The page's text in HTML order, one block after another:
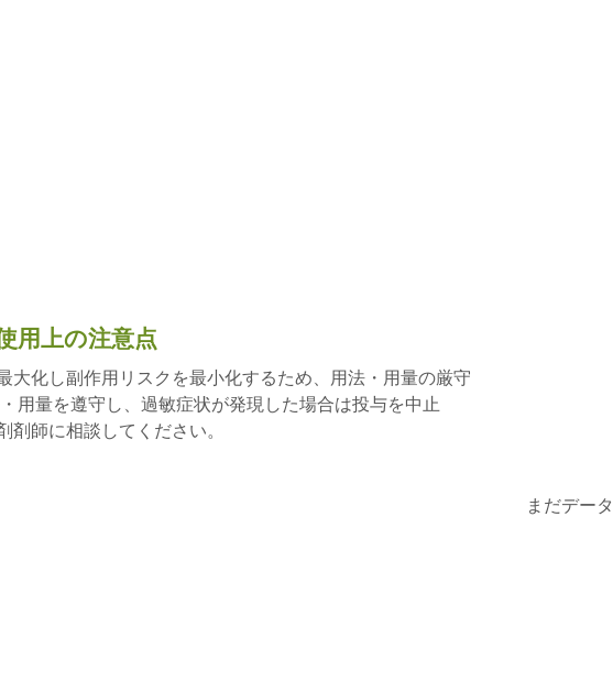
用上の注意点
大化し副作用リスクを最小化するため、用法・用量の厳守
用量を遵守し、過敏症状が発現した場合は投与を中止
剤師に相談してください。
まだデー